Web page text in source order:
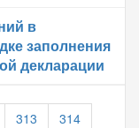
в
заполнения
декларации
313
314